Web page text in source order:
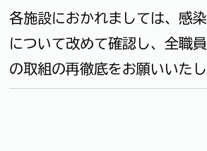
各施設におかれましては、感
について改めて確認し、全職
の取組の再徹底をお願いいたし